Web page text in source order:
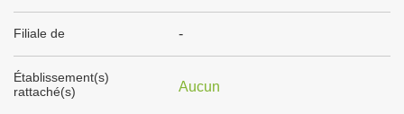
Filiale de -
Établissement(s)
rattaché(s)
Aucun